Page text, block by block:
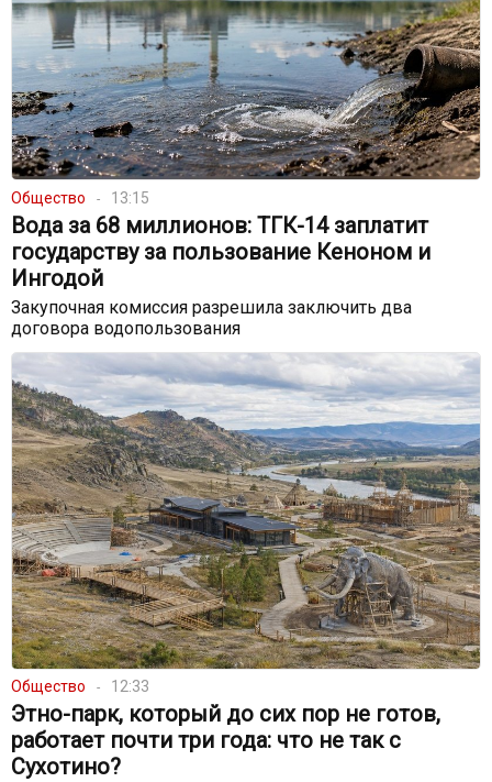
Общество 13:15
Вода за 68 миллионов: ТГК-14 заплатит
государству за пользование Кеноном и
Ингодой
Закупочная комиссия разрешила заключить два
договора водопользования
Общество 12:33
Этно-парк, который до сих пор не готов,
работает почти три года: что не так с
Сухотино?